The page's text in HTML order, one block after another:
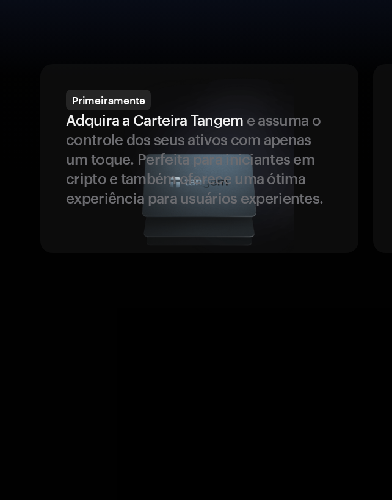
Primeiramente
Adquira a Carteira Tangem e assuma o
controle dos seus ativos com apenas
um toque. Perfeita para iniciantes em
cripto e também oferece uma ótima
experiência para usuários experientes.